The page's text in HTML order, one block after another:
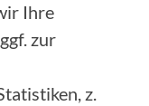
Ihre
zur
z.